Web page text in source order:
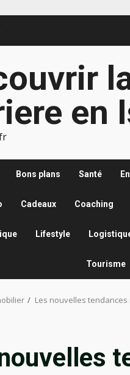
en
Bons plans Santé
Cadeaux Coaching
Lifestyle
Tourisme
Les nouvelles